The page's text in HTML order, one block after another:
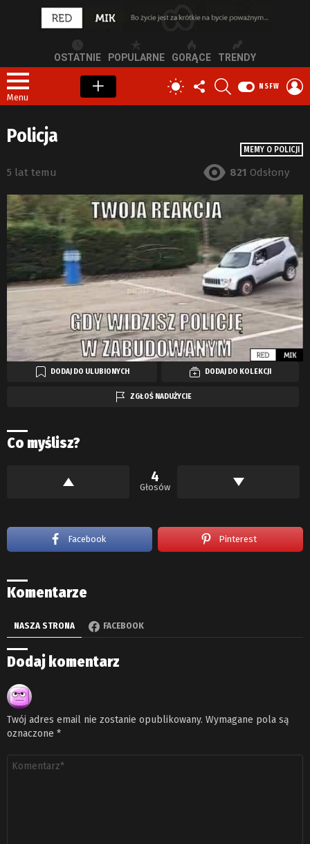
OSTATNIE POPULARNE GORĄCE TRENDY
Menu
PRZEŁĄCZ
SKÓRKĘ
OBSERWUJ
NAS
NSFW
MEMY O POLICJI
Policja
5 lat temu 821 Odsłony
DODAJ DO ULUBIONYCH DODAJ DO KOLEKCJI
ZGŁOŚ NADUŻYCIE
Co myślisz?
4
Głosów
Facebook Pinterest
Komentarze
NASZA STRONA FACEBOOK
Dodaj komentarz
Twój adres email nie zostanie opublikowany. Wymagane pola są
oznaczone *